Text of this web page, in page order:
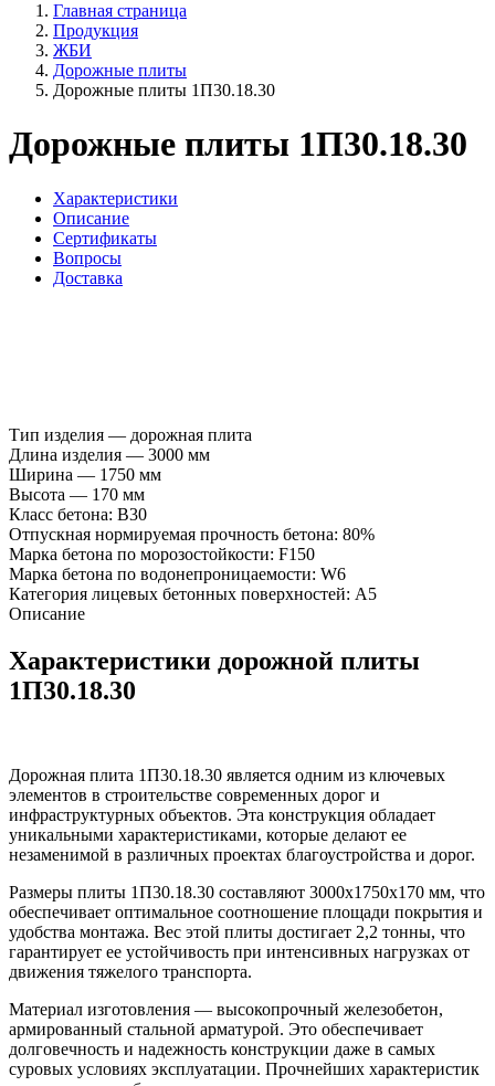
Главная страница
Продукция
ЖБИ
Дорожные плиты
Дорожные плиты 1П30.18.30
Дорожные плиты 1П30.18.30
Характеристики
Описание
Сертификаты
Вопросы
Доставка
Тип изделия — дорожная плита
Длина изделия — 3000 мм
Ширина — 1750 мм
Высота — 170 мм
Класс бетона: B30
Отпускная нормируемая прочность бетона: 80%
Марка бетона по морозостойкости: F150
Марка бетона по водонепроницаемости: W6
Категория лицевых бетонных поверхностей: А5
Описание
Характеристики дорожной плиты
1П30.18.30
Дорожная плита 1П30.18.30 является одним из ключевых
элементов в строительстве современных дорог и
инфраструктурных объектов. Эта конструкция обладает
уникальными характеристиками, которые делают ее
незаменимой в различных проектах благоустройства и дорог.
Размеры плиты 1П30.18.30 составляют 3000x1750x170 мм, что
обеспечивает оптимальное соотношение площади покрытия и
удобства монтажа. Вес этой плиты достигает 2,2 тонны, что
гарантирует ее устойчивость при интенсивных нагрузках от
движения тяжелого транспорта.
Материал изготовления — высокопрочный железобетон,
армированный стальной арматурой. Это обеспечивает
долговечность и надежность конструкции даже в самых
суровых условиях эксплуатации. Прочнейших характеристик